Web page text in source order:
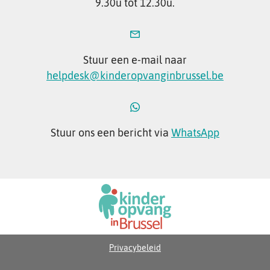
9.30u tot 12.30u.
Stuur een e-mail naar
helpdesk@kinderopvanginbrussel.be
Stuur ons een bericht via WhatsApp
Privacybeleid